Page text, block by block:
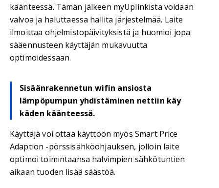
käänteessä. Tämän jälkeen myUplinkista voidaan
valvoa ja haluttaessa hallita järjestelmää. Laite
ilmoittaa ohjelmistopäivityksistä ja huomioi jopa
sääennusteen käyttäjän mukavuutta
optimoidessaan.
Sisäänrakennetun wifin ansiosta
lämpöpumpun yhdistäminen nettiin käy
käden käänteessä.
Käyttäjä voi ottaa käyttöön myös Smart Price
Adaption -pörssisähköohjauksen, jolloin laite
optimoi toimintaansa halvimpien sähkötuntien
aikaan tuoden lisää säästöä.